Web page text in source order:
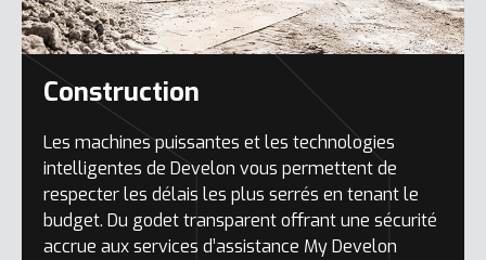
Construction
Les machines puissantes et les technologies
intelligentes de Develon vous permettent de
respecter les délais les plus serrés en tenant le
budget. Du godet transparent offrant une sécurité
accrue aux services d’assistance My Develon